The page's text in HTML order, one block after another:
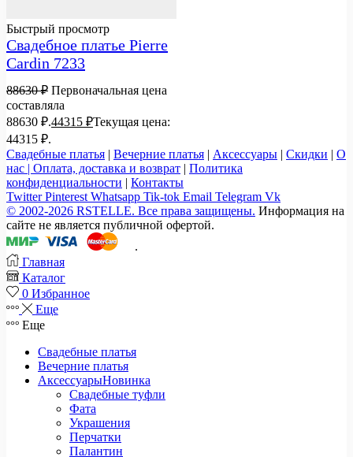
Быстрый просмотр
Свадебное платье Pierre
Cardin 7233
88630₽ Первоначальная цена
составляла
88630 ₽.44315 ₽Текущая цена:
44315 ₽.
Свадебные платья | Вечерние платья | Аксессуары | Скидки | О
нас | Оплата, доставка и возврат | Политика
конфиденциальности | Контакты
Twitter Pinterest Whatsapp Tik-tok Email Telegram Vk
© 2002-2026 RSTELLE. Все права защищены. Информация на
сайте не является публичной офертой.
.
Главная
Каталог
0 Избранное
Еще
Еще
Свадебные платья
Вечерние платья
АксессуарыНовинка
Свадебные туфли
Фата
Украшения
Перчатки
Палантин